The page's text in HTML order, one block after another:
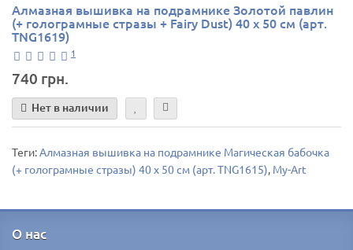
Алмазная вышивка на подрамнике Золотой павлин
(+ голограмные стразы + Fairy Dust) 40 х 50 см (арт.
TNG1619)
1
740 грн.
Нет в наличии
Теги:Алмазная вышивка на подрамнике Магическая бабочка
(+ голограмные стразы) 40 х 50 см (арт. TNG1615), My-Art
О нас